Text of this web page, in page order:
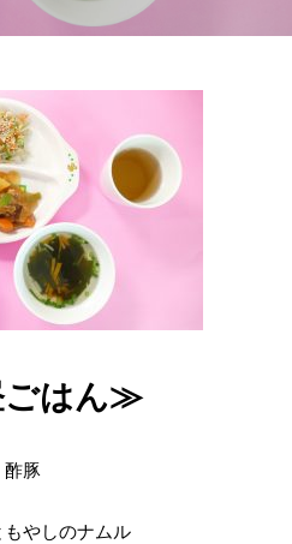
はん≫
酢豚
もやしのナムル